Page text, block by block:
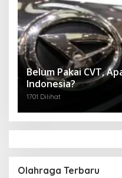
Belum Pakai CVT,
Indonesia?
1701 Dilihat
Olahraga Terbaru